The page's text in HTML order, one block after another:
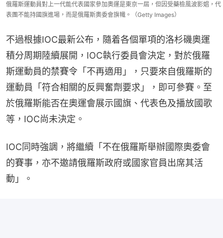
俄羅斯運動員對上一代能代表國家參加奧運是東京一屆，但因受藥檢風波影娼，代
表團不能持國旗進場，而是俄羅斯奧委會旗幟。（Getty Images）
不過根據IOC最新公布，隨着各個單項的洛杉磯奧運
積分周期陸續展開，IOC執行委員會決定，對於俄羅
斯運動員的禁賽令「不再適用」，只要來自俄羅斯的
運動員「符合相關的反興奮劑要求」，即可參賽。至
於俄羅斯能否在奧運會展示國旗、代表色及播放國歌
等，IOC尚未決定。
IOC同時強調，將繼續「不在俄羅斯舉辦國際奧委會
的賽事，亦不邀請俄羅斯政府或國家官員出席其活
動」。